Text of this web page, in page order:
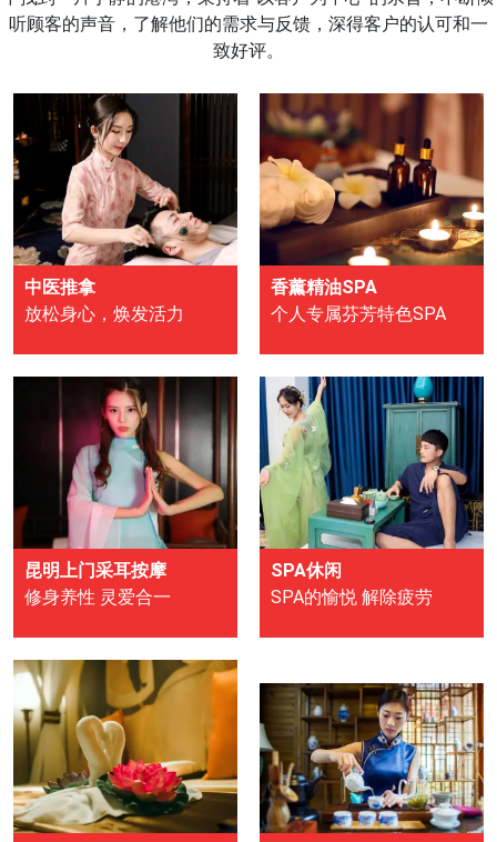
听顾客的声音，了解他们的需求与反馈，深得客户的认可和一
致好评。
中医推拿
放松身心，焕发活力
香薰精油SPA
个人专属芬芳特色SPA
昆明上门采耳按摩
修身养性 灵爱合一
SPA休闲
SPA的愉悦 解除疲劳